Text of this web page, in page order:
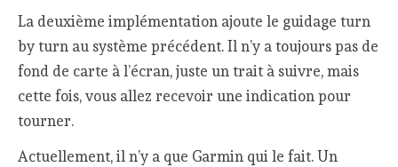
La deuxième implémentation ajoute le guidage turn
by turn au système précédent. Il n’y a toujours pas de
fond de carte à l’écran, juste un trait à suivre, mais
cette fois, vous allez recevoir une indication pour
tourner.
Actuellement, il n’y a que Garmin qui le fait. Un